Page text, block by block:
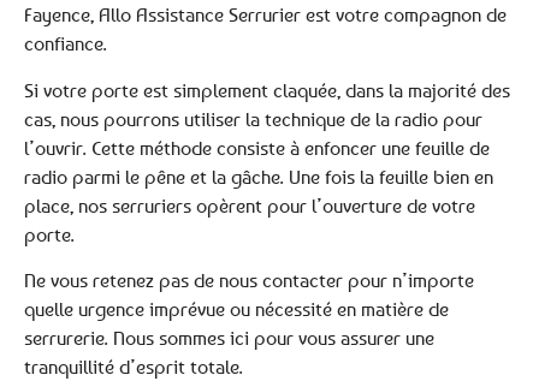
Fayence, Allo Assistance Serrurier est votre compagnon de
confiance.
Si votre porte est simplement claquée, dans la majorité des
cas, nous pourrons utiliser la technique de la radio pour
l’ouvrir. Cette méthode consiste à enfoncer une feuille de
radio parmi le pêne et la gâche. Une fois la feuille bien en
place, nos serruriers opèrent pour l’ouverture de votre
porte.
Ne vous retenez pas de nous contacter pour n’importe
quelle urgence imprévue ou nécessité en matière de
serrurerie. Nous sommes ici pour vous assurer une
tranquillité d’esprit totale.